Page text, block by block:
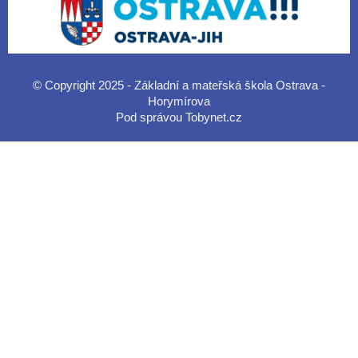
© Copyright 2025 - Základní a mateřská škola Ostrava -
Horymírova
Pod správou Tobynet.cz